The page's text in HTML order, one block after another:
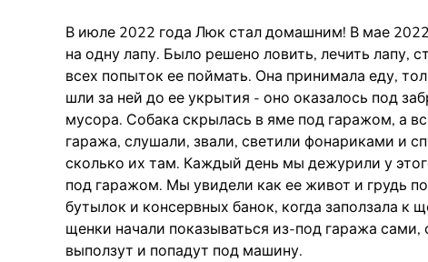
В июле 2022 года Люк стал домашним! В мае
на одну лапу. Было решено ловить, лечить лапу,
всех попыток ее поймать. Она принимала еду,
шли за ней до ее укрытия - оно оказалось под
мусора. Собака скрылась в яме под гаражом, а
гаража, слушали, звали, светили фонариками и
сколько их там. Каждый день мы дежурили у
под гаражом. Мы увидели как ее живот и грудь
бутылок и консервных банок, когда заползала
щенки начали показываться из-под гаража
выползут и попадут под машину.